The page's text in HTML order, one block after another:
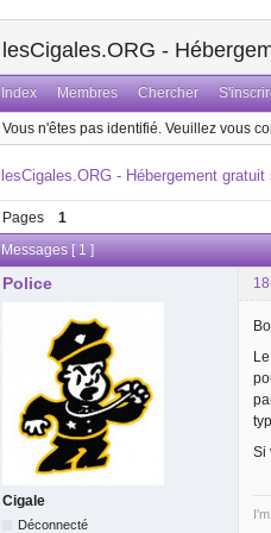
lesCigales.ORG -
Index Membres Chercher
Vous n'êtes pas identifié. Veuillez vous
lesCigales.ORG - Hébergement
Pages 1
Messages [ 1 ]
Police
Cigale
Déconnecté
Si